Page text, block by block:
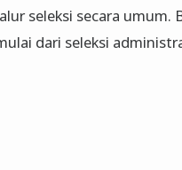
seleksi secara umum.
dari seleksi